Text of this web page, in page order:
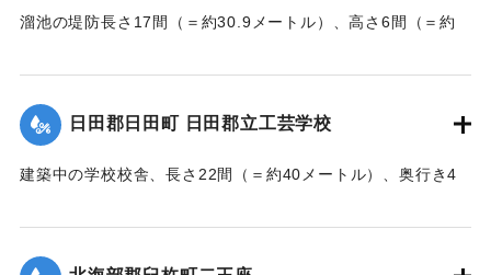
溜池の堤防長さ17間（＝約30.9メートル）、高さ6間（＝約
額は2000円の見込み。
【出典：大分新聞 大正7年7月16日7面（15日夕刊）】
｜固有コード: 002680196
日田郡日田町 日田郡立工芸学校
建築中の学校校舎、長さ22間（＝約40メートル）、奥行き4
校舎は6分方しか竣成しておらず、損害は軽微だった。
【出典：大分新聞 大正7年7月16日7面（15日夕刊）】